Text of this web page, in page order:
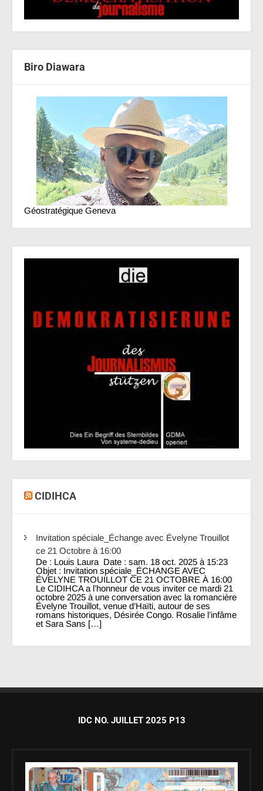
Biro Diawara
Géostratégique Geneva
CIDIHCA
Invitation spéciale_Échange avec Évelyne Trouillot
ce 21 Octobre à 16:00
De : Louis Laura Date : sam. 18 oct. 2025 à 15:23
Objet : Invitation spéciale_ÉCHANGE AVEC
ÉVELYNE TROUILLOT CE 21 OCTOBRE À 16:00
Le CIDIHCA a l’honneur de vous inviter ce mardi 21
octobre 2025 à une conversation avec la romancière
Évelyne Trouillot, venue d’Haïti, autour de ses
romans historiques, Désirée Congo. Rosalie l’infâme
et Sara Sans […]
IDC NO. JUILLET 2025 P13